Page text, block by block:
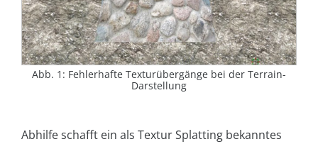
Abb. 1: Fehlerhafte Texturübergänge bei der Terrain-
Darstellung
Abhilfe schafft ein als Textur Splatting bekanntes